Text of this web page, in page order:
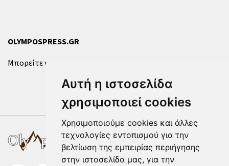
Αυτή η ιστοσελίδα
χρησιμοποιεί cookies
Χρησιμοποιούμε cookies και άλλες
τεχνολογίες εντοπισμού για την
βελτίωση της εμπειρίας περιήγησης
στην ιστοσελίδα μας, για την
OLYMPOSPRESS.GR
Μπορείτε να επικοινωνήσετε μαζί μας μέσω της